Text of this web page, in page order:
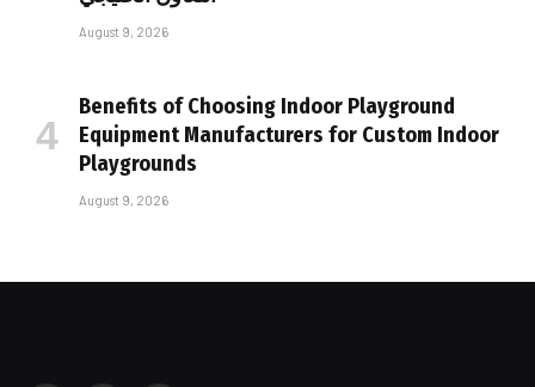
August 9, 2026
Benefits of Choosing Indoor Playground
Equipment Manufacturers for Custom Indoor
Playgrounds
August 9, 2026